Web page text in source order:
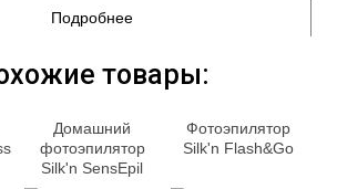
Подробнее
товары:
Домашний
фотоэпилятор
Silk'n SensEpil
Фотоэпилятор
Silk'n Flash&Go